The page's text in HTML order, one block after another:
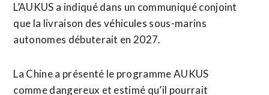
L’AUKUS a indiqué dans un communiqué conjoint
que la livraison des véhicules sous-marins
autonomes débuterait en 2027.
La Chine a présenté le programme AUKUS
comme dangereux et estimé qu’il pourrait